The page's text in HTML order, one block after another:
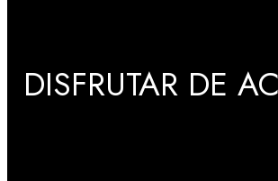
GRADUACIONES
DISFRUTAR DE